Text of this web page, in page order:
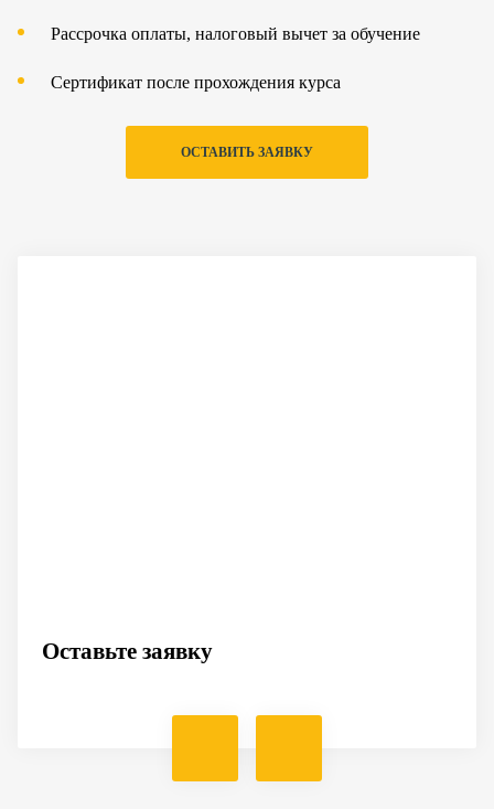
Рассрочка оплаты, налоговый вычет за обучение
Сертификат после прохождения курса
ОСТАВИТЬ ЗАЯВКУ
Оставьте заявку